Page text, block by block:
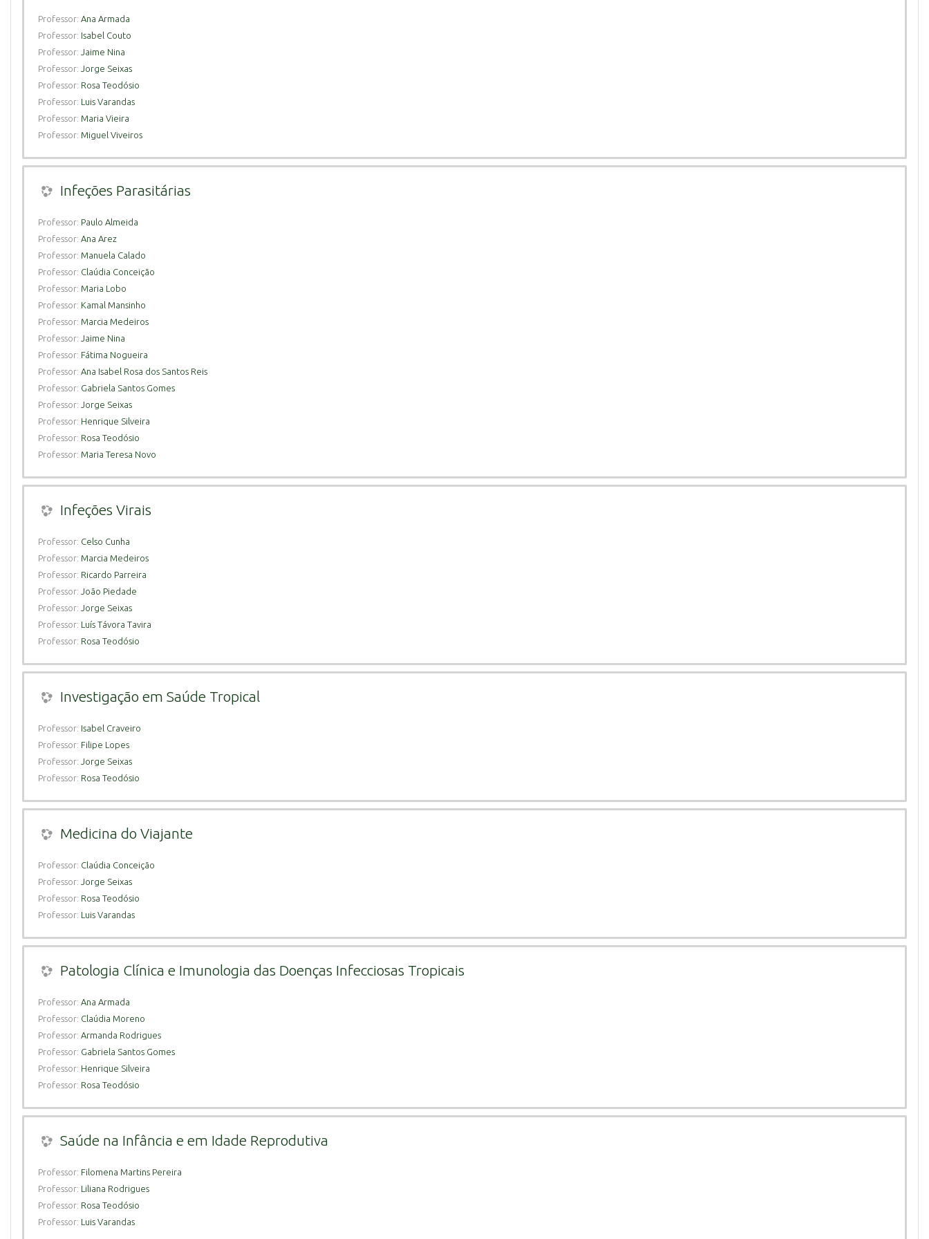
Professor: Ana Armada
Professor: Isabel Couto
Professor: Jaime Nina
Professor: Jorge Seixas
Professor: Rosa Teodósio
Professor: Luis Varandas
Professor: Maria Vieira
Professor: Miguel Viveiros
Infeções Parasitárias
Professor: Paulo Almeida
Professor: Ana Arez
Professor: Manuela Calado
Professor: Claúdia Conceição
Professor: Maria Lobo
Professor: Kamal Mansinho
Professor: Marcia Medeiros
Professor: Jaime Nina
Professor: Fátima Nogueira
Professor: Ana Isabel Rosa dos Santos Reis
Professor: Gabriela Santos Gomes
Professor: Jorge Seixas
Professor: Henrique Silveira
Professor: Rosa Teodósio
Professor: Maria Teresa Novo
Infeções Virais
Professor: Celso Cunha
Professor: Marcia Medeiros
Professor: Ricardo Parreira
Professor: João Piedade
Professor: Jorge Seixas
Professor: Luís Távora Tavira
Professor: Rosa Teodósio
Investigação em Saúde Tropical
Professor: Isabel Craveiro
Professor: Filipe Lopes
Professor: Jorge Seixas
Professor: Rosa Teodósio
Medicina do Viajante
Professor: Claúdia Conceição
Professor: Jorge Seixas
Professor: Rosa Teodósio
Professor: Luis Varandas
Patologia Clínica e Imunologia das Doenças Infecciosas Tropicais
Professor: Ana Armada
Professor: Claúdia Moreno
Professor: Armanda Rodrigues
Professor: Gabriela Santos Gomes
Professor: Henrique Silveira
Professor: Rosa Teodósio
Saúde na Infância e em Idade Reprodutiva
Professor: Filomena Martins Pereira
Professor: Liliana Rodrigues
Professor: Rosa Teodósio
Professor: Luis Varandas